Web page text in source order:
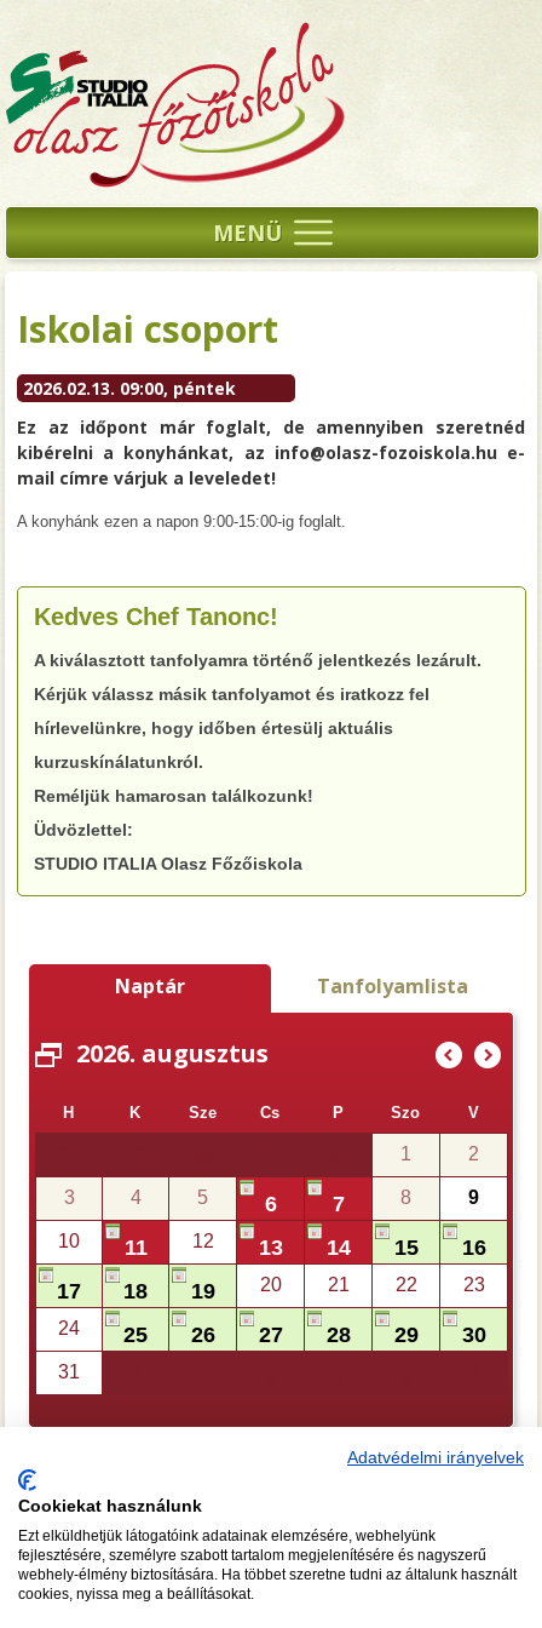
MENÜ
Iskolai csoport
2026.02.13. 09:00, péntek
Ez az időpont már foglalt, de amennyiben szeretnéd
kibérelni a konyhánkat, az info@olasz-fozoiskola.hu e-
mail címre várjuk a leveledet!
A konyhánk ezen a napon 9:00-15:00-ig foglalt.
Kedves Chef Tanonc!
A kiválasztott tanfolyamra történő jelentkezés lezárult.
Kérjük válassz másik tanfolyamot és iratkozz fel
hírlevelünkre, hogy időben értesülj aktuális
kurzuskínálatunkról.
Reméljük hamarosan találkozunk!
Üdvözlettel:
STUDIO ITALIA Olasz Főzőiskola
Naptár Tanfolyamlista
2026. augusztus )
(
H K Sze Cs P Szo V
1 2
3 4 5 6 7 8 9
10 11 12 13 14 15
16
17
18 19 20 21 22 23
24 25 26 27 28 29 30
31
CSAPATÉPÍTŐ FŐZÉS
A FŐZŐISKOLA TANÁRAI
RÓLUNK
KÉPGALÉRIA GY.I.K.
Adatvédelmi irányelvek
Cookiekat használunk
Ezt elküldhetjük látogatóink adatainak elemzésére, webhelyünk
fejlesztésére, személyre szabott tartalom megjelenítésére és nagyszerű
webhely-élmény biztosítására. Ha többet szeretne tudni az általunk használt
cookies, nyissa meg a beállításokat.